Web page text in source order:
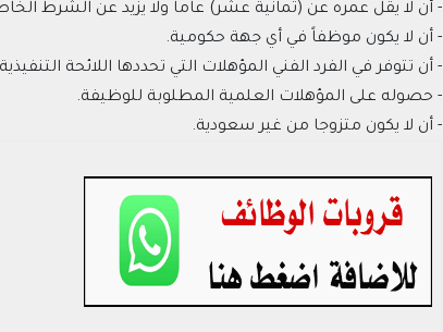
- أن لا يقل عمره عن (ثمانية عشر) عاماً ولا يزيد عن الشرط
- أن لا يكون موظفاً في أي جهة حكومية.
- أن تتوفر في الفرد الفني المؤهلات التي تحددها اللائحة
- حصوله على المؤهلات العلمية المطلوبة للوظيفة.
- أن لا يكون متزوجا من غير سعودية.